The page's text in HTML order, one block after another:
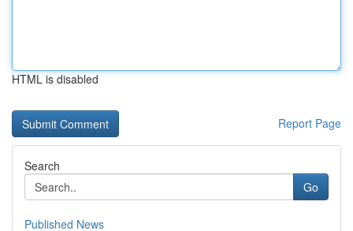
HTML is disabled
Report Page
Search
Go
Published News